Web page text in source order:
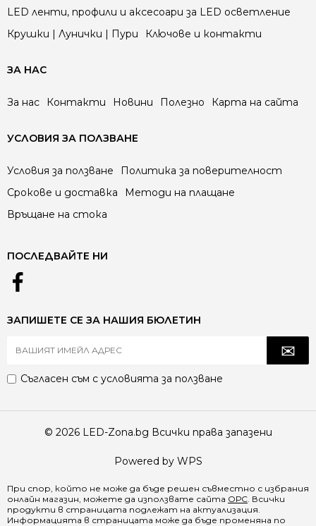
LED ленти, профили и аксесоари за LED осветление
Крушки | Лунички | Пури
Ключове и контакти
ЗА НАС
За нас Контакти Новини Полезно Карта на сайта
УСЛОВИЯ ЗА ПОЛЗВАНЕ
Условия за ползване
Политика за поверителност
Срокове и доставка
Методи на плащане
Връщане на стока
ПОСЛЕДВАЙТЕ НИ
ЗАПИШЕТЕ СЕ ЗА НАШИЯ БЮЛЕТИН
Съгласен съм с условията за ползване
© 2026 LED-Zona.bg Всички права запазени
Powered by WPS
При спор, който не може да бъде решен съвместно с избрания
онлайн магазин, можете да използвате сайта ОРС . Всички
продукти в страницата подлежат на актуализация.
Информацията в страницата може да бъде променяна по